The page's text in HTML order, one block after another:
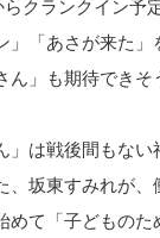
クランクイン予
」「あさが来た
」も期待できそ
は戦後間もない
、坂東すみれが、
て「子どものた